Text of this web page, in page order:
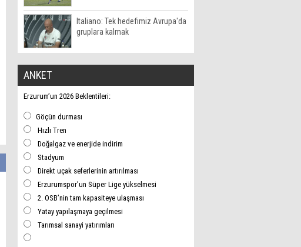
Italiano: Tek hedefimiz Avrupa'da
gruplara kalmak
ANKET
Erzurum’un 2026 Beklentileri:
Göçün durması
Hızlı Tren
Doğalgaz ve enerjide indirim
Stadyum
Direkt uçak seferlerinin artırılması
Erzurumspor’un Süper Lige yükselmesi
2. OSB’nin tam kapasiteye ulaşması
Yatay yapılaşmaya geçilmesi
Tarımsal sanayi yatırımları